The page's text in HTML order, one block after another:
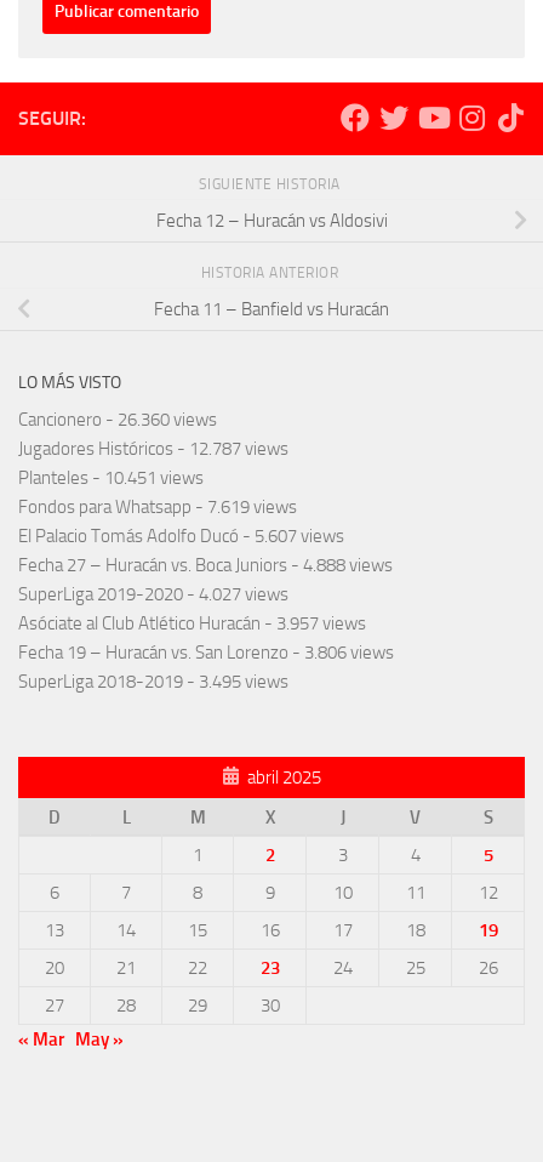
SEGUIR:
SIGUIENTE HISTORIA
Fecha 12 – Huracán vs Aldosivi
HISTORIA ANTERIOR
Fecha 11 – Banfield vs Huracán
LO MÁS VISTO
Cancionero - 26.360 views
Jugadores Históricos - 12.787 views
Planteles - 10.451 views
Fondos para Whatsapp - 7.619 views
El Palacio Tomás Adolfo Ducó - 5.607 views
Fecha 27 – Huracán vs. Boca Juniors - 4.888 views
SuperLiga 2019-2020 - 4.027 views
Asóciate al Club Atlético Huracán - 3.957 views
Fecha 19 – Huracán vs. San Lorenzo - 3.806 views
SuperLiga 2018-2019 - 3.495 views
abril 2025
D
L M X J V
S
1
2 3 4
5
6
7 8 9 10 11
12
13
14 15 16 17 18
19
20
21 22 23 24 25
26
27
28 29
30
« Mar May »